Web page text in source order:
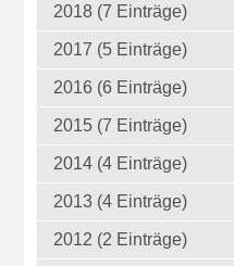
2018 (7 Einträge)
2017 (5 Einträge)
2016 (6 Einträge)
2015 (7 Einträge)
2014 (4 Einträge)
2013 (4 Einträge)
2012 (2 Einträge)